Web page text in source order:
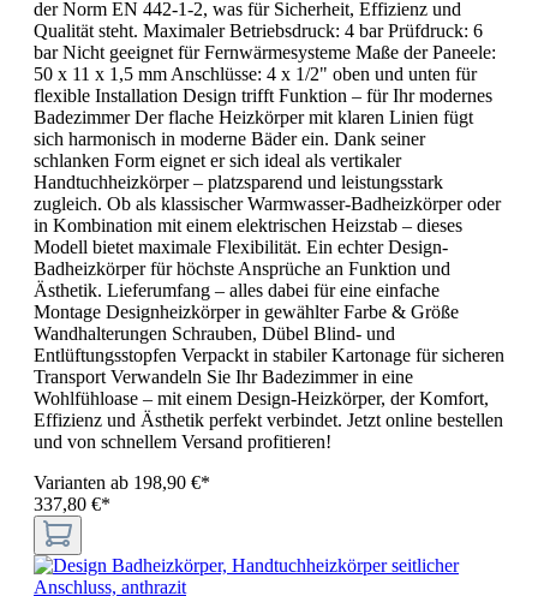
der Norm EN 442-1-2, was für Sicherheit, Effizienz und
Qualität steht. Maximaler Betriebsdruck: 4 bar Prüfdruck: 6
bar Nicht geeignet für Fernwärmesysteme Maße der Paneele:
50 x 11 x 1,5 mm Anschlüsse: 4 x 1/2" oben und unten für
flexible Installation Design trifft Funktion – für Ihr modernes
Badezimmer Der flache Heizkörper mit klaren Linien fügt
sich harmonisch in moderne Bäder ein. Dank seiner
schlanken Form eignet er sich ideal als vertikaler
Handtuchheizkörper – platzsparend und leistungsstark
zugleich. Ob als klassischer Warmwasser-Badheizkörper oder
in Kombination mit einem elektrischen Heizstab – dieses
Modell bietet maximale Flexibilität. Ein echter Design-
Badheizkörper für höchste Ansprüche an Funktion und
Ästhetik. Lieferumfang – alles dabei für eine einfache
Montage Designheizkörper in gewählter Farbe & Größe
Wandhalterungen Schrauben, Dübel Blind- und
Entlüftungsstopfen Verpackt in stabiler Kartonage für sicheren
Transport Verwandeln Sie Ihr Badezimmer in eine
Wohlfühloase – mit einem Design-Heizkörper, der Komfort,
Effizienz und Ästhetik perfekt verbindet. Jetzt online bestellen
und von schnellem Versand profitieren!
Varianten ab 198,90 €*
337,80 €*